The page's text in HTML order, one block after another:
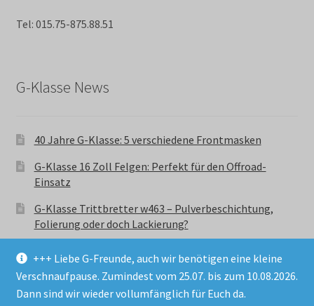
+++ Liebe G-Freunde, auch wir benötigen eine kleine
Verschnaufpause. Zumindest vom 25.07. bis zum 10.08.2026.
Dann sind wir wieder vollumfänglich für Euch da.
Tel: 015.75-875.88.51
G-Klasse News
40 Jahre G-Klasse: 5 verschiedene Frontmasken
G-Klasse 16 Zoll Felgen: Perfekt für den Offroad-
Einsatz
G-Klasse Trittbretter w463 – Pulverbeschichtung,
Folierung oder doch Lackierung?